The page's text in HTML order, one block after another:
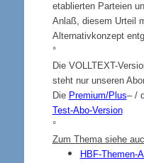
etablierten Parteien
Anlaß, diesem Urteil
Alternativkonzept
°
Die VOLLTEXT-
steht nur unseren
Die Premium/Plus– /
Test-Abo-Version
°
Zum Thema siehe
HBF-Themen-